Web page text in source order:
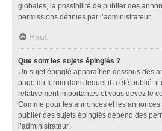
globales, la possibilité de publier des
permissions définies par l’administrateur.
Haut
Que sont les sujets épinglés ?
Un sujet épinglé apparaît en dessous des
page du forum dans lequel il a été publié. il
relativement importantes et vous devez le
Comme pour les annonces et les
publier des sujets épinglés dépend des
l’administrateur.